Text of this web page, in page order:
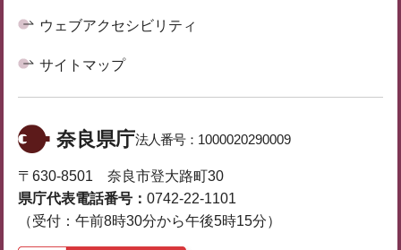
ウェブアクセシビリティ
サイトマップ
奈良県庁法人番号： 1000020290009
〒630-8501 奈良市登大路町30
県庁代表電話番号： 0742-22-1101
（受付：午前8時30分から午後5時15分）